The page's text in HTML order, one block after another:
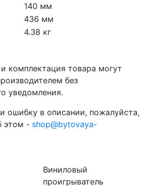
140 мм
436 мм
4.38 кг
комплектация товара могут
без
уведомления.
ошибку в описании, пожалуйста,
этом - shop@bytovaya-
Виниловый
проигрыватель